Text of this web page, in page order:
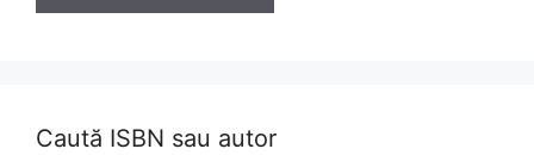
Caută ISBN sau autor